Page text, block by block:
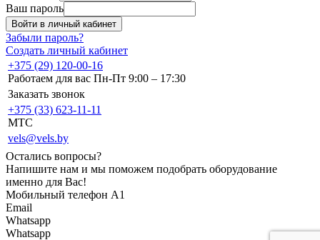
Ваш пароль
Войти в личный кабинет
Забыли пароль?
Создать личный кабинет
+375 (29) 120-00-16
Работаем для вас Пн-Пт 9:00 – 17:30
Заказать звонок
+375 (33) 623-11-11
MTC
vels@vels.by
Остались вопросы?
Напишите нам и мы поможем подобрать оборудование
именно для Вас!
Мобильный телефон A1
Email
Whatsapp
Whatsapp